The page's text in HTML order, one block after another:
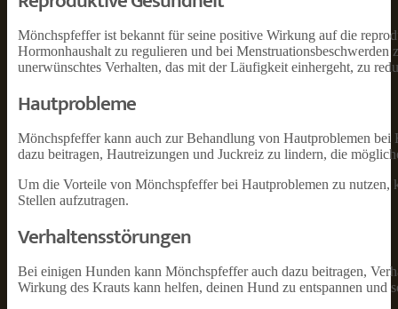
Mönchspfeffer ist bekannt für seine positive Wirkung auf die
Hormonhaushalt zu regulieren und bei
unerwünschtes Verhalten, das mit der Läufigkeit einhergeht, zu
Hautprobleme
Mönchspfeffer kann auch zur Behandlung von Hautproblemen bei
dazu beitragen, Hautreizungen und Juckreiz zu lindern, die
Um die Vorteile von Mönchspfeffer bei Hautproblemen zu
Stellen aufzutragen.
Verhaltensstörungen
Bei einigen Hunden kann Mönchspfeffer auch dazu beitragen,
Wirkung des Krauts kann helfen, deinen Hund zu entspannen und